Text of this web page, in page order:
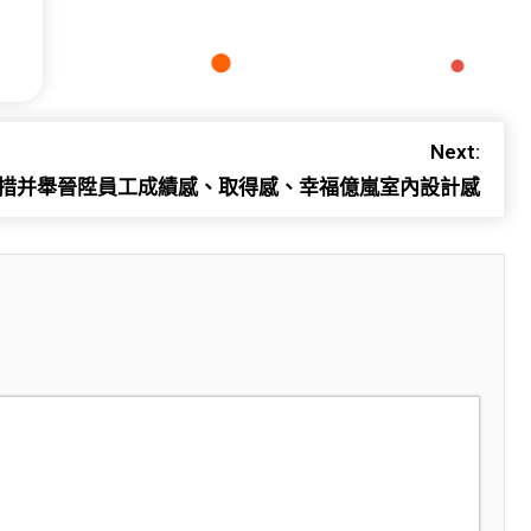
Next:
并舉晉陞員工成績感、取得感、幸福億嵐室內設計感